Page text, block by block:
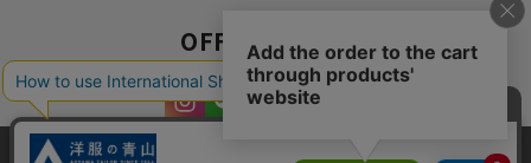
OFFICIAL SNS